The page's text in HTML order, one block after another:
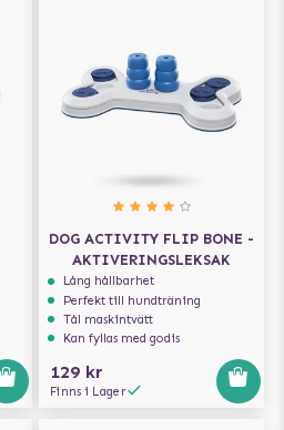
DOG ACTIVITY FLIP BONE -
AKTIVERINGSLEKSAK
Lång hållbarhet
Perfekt till hundträning
Tål maskintvätt
Kan fyllas med godis
129 kr
Finns i Lager